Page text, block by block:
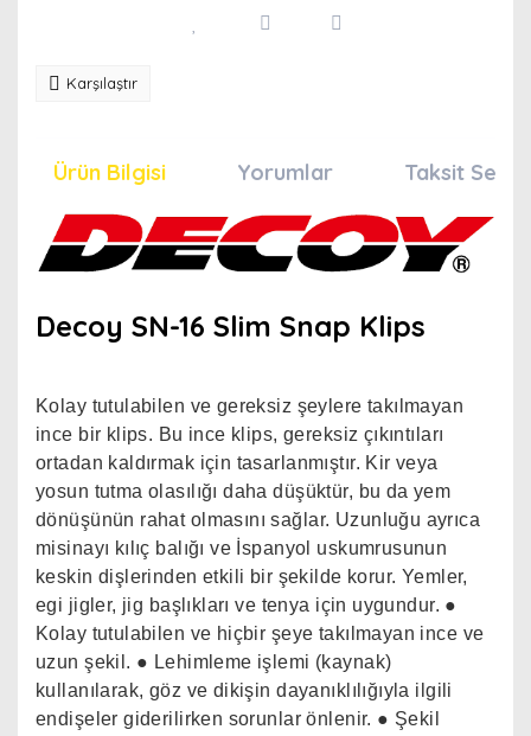
Karşılaştır
Ürün Bilgisi Yorumlar Taksit
Decoy SN-16 Slim Snap Klips
Kolay tutulabilen ve gereksiz şeylere takılmayan
ince bir klips. Bu ince klips, gereksiz çıkıntıları
ortadan kaldırmak için tasarlanmıştır. Kir veya
yosun tutma olasılığı daha düşüktür, bu da yem
dönüşünün rahat olmasını sağlar. Uzunluğu ayrıca
misinayı kılıç balığı ve İspanyol uskumrusunun
keskin dişlerinden etkili bir şekilde korur. Yemler,
egi jigler, jig başlıkları ve tenya için uygundur. ●
Kolay tutulabilen ve hiçbir şeye takılmayan ince ve
uzun şekil. ● Lehimleme işlemi (kaynak)
kullanılarak, göz ve dikişin dayanıklılığıyla ilgili
endişeler giderilirken sorunlar önlenir. ● Şekil